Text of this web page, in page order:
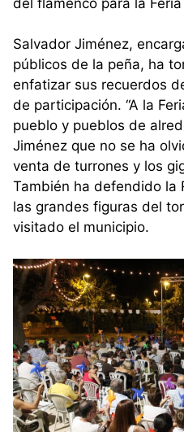
Salvador Jiménez,
públicos de la peña, ha
enfatizar sus recuerdos
de participación. “A la
pueblo y pueblos de
Jiménez que no se ha
venta de turrones y los
También ha defendido la
las grandes figuras del
visitado el municipio.